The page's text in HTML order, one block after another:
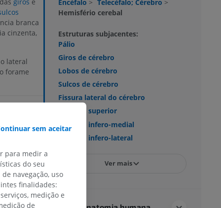
branca
cinzenta,
lateral
forame
pp.1-32.
Encéfalo > Telecéfalo; Cérebro >
Hemisfério cerebal
Estruturas subjacentes:
Pálio
Giros de cérebro
Lobos de cérebro
Sulcos de cérebro
Fissura lateral do cérebro
Margem superior
Margem infero-medial
Margem infero-lateral
Ver mais
sem aceitar
para medir a
do seu
navegação, uso
finalidades:
medição e
de